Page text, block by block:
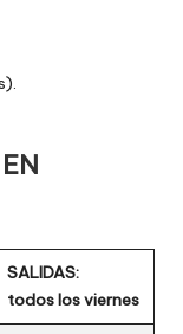
SALIDAS:
todos los viernes